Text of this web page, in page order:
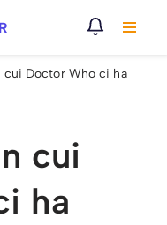
Doctor Who ci ha
cui
ha